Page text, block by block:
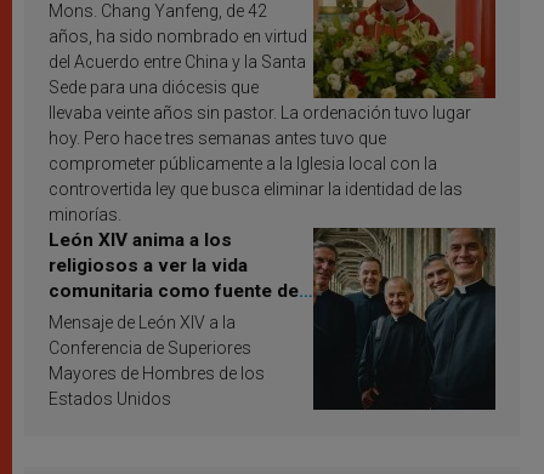
Mons. Chang Yanfeng, de 42
años, ha sido nombrado en virtud
del Acuerdo entre China y la Santa
Sede para una diócesis que
llevaba veinte años sin pastor. La ordenación tuvo lugar
hoy. Pero hace tres semanas antes tuvo que
comprometer públicamente a la Iglesia local con la
controvertida ley que busca eliminar la identidad de las
minorías.
León XIV anima a los
religiosos a ver la vida
comunitaria como fuente de
inspiración y santificación
Mensaje de León XIV a la
Conferencia de Superiores
Mayores de Hombres de los
Estados Unidos